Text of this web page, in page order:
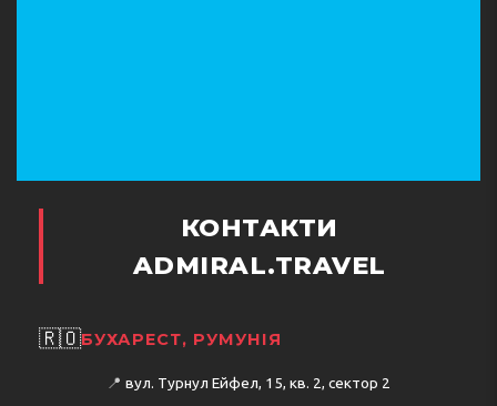
КОНТАКТИ
ADMIRAL.TRAVEL
🇷🇴БУХАРЕСТ, РУМУНІЯ
📍 вул. Турнул Ейфел, 15, кв. 2, сектор 2